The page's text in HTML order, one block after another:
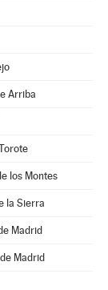
Arriba
los Montes
la Sierra
Madrid
Madrid